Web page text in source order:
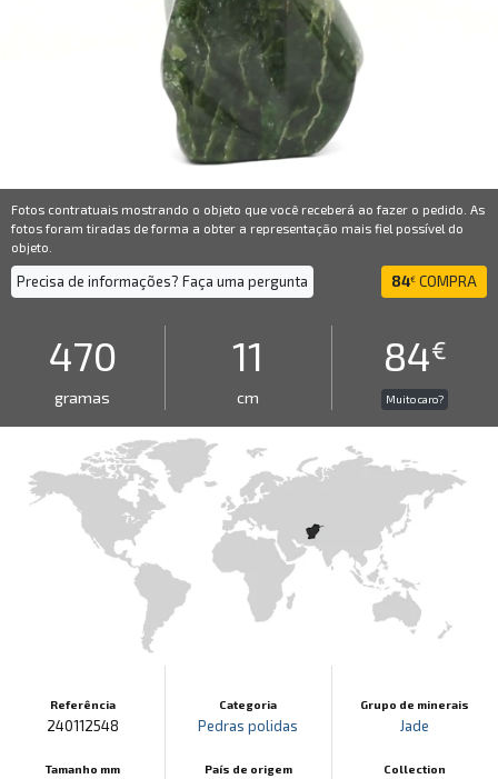
Fotos contratuais mostrando o objeto que você receberá ao fazer o pedido. As
fotos foram tiradas de forma a obter a representação mais fiel possível do
objeto.
Precisa de informações? Faça uma pergunta 84€ COMPRA
470
gramas
11
cm
84€
Muito caro?
Referência
240112548
Tamanho mm
Categoria
Pedras polidas
País de origem
Grupo de minerais
Jade
Collection